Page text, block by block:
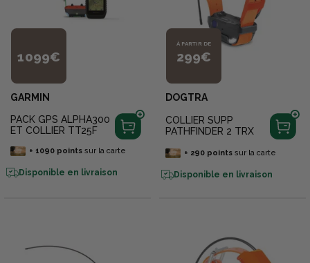
1 099€
GARMIN
PACK GPS ALPHA300
ET COLLIER TT25F
+ 1090pointssur la carte
Disponible en livraison
À PARTIR DE
299€
DOGTRA
COLLIER SUPP
PATHFINDER 2 TRX
+ 290pointssur la carte
Disponible en livraison